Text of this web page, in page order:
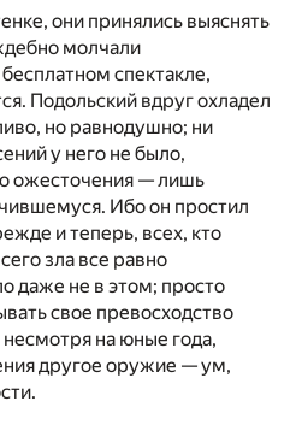
они принялись выяснять
молчали
спектакле,
Подольский вдруг охладел
но равнодушно; ни
у него не было,
ожесточения — лишь
Ибо он простил
и теперь, всех, кто
зла все равно
даже не в этом; просто
свое превосходство
на юные года,
другое оружие — ум,